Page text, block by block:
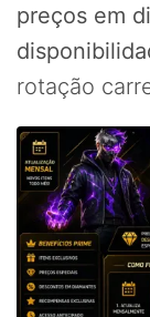
preços em
rotação